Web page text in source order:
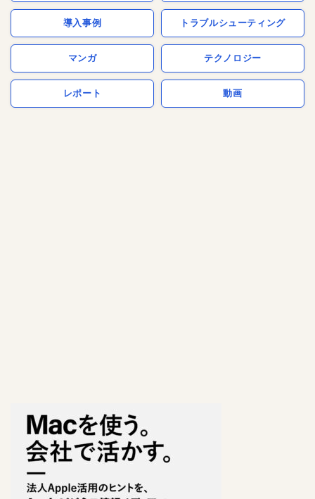
導入事例 トラブルシューティング
マンガ テクノロジー
レポート 動画